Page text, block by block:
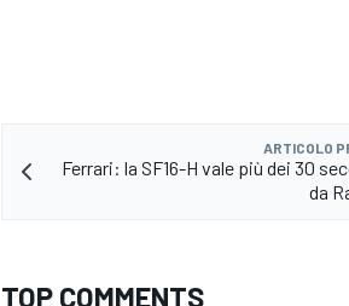
ARTICOLO
Ferrari: la SF16-H vale più dei 30
da
TOP COMMENTS